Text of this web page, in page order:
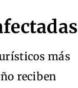
más
reciben